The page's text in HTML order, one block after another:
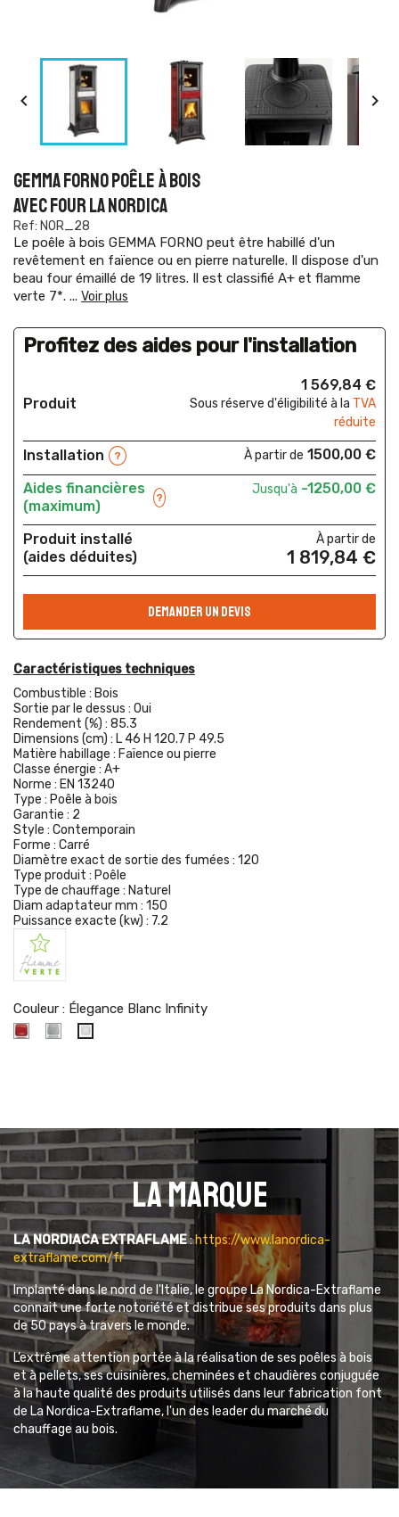
 
GEMMA FORNO POÊLE À BOIS
AVEC FOUR LA NORDICA
Ref: NOR_28
Le poêle à bois GEMMA FORNO peut être habillé d'un
revêtement en faïence ou en pierre naturelle. Il dispose d'un
beau four émaillé de 19 litres. Il est classifié A+ et flamme
verte 7*. ... Voir plus
Profitez des aides pour l'installation
Produit
1 569,84 €
Sous réserve d'éligibilité à la TVA
réduite
Installation ? À partir de 1500,00 €
Aides financières
(maximum)
?
Jusqu'à -1250,00 €
Produit installé
(aides déduites)
À partir de
1 819,84 €
DEMANDER UN DEVIS
Caractéristiques techniques
Combustible : Bois
Sortie par le dessus : Oui
Rendement (%) : 85.3
Dimensions (cm) : L 46 H 120.7 P 49.5
Matière habillage : Faïence ou pierre
Classe énergie : A+
Norme : EN 13240
Type : Poêle à bois
Garantie : 2
Style : Contemporain
Forme : Carré
Diamètre exact de sortie des fumées : 120
Type produit : Poêle
Type de chauffage : Naturel
Diam adaptateur mm : 150
Puissance exacte (kw) : 7.2
Couleur : Élegance Blanc Infinity
ÉlegancePierre
La marque
LA NORDIACA EXTRAFLAME:https://www.lanordica-
extraflame.com/fr
Implanté dans le nord de l'Italie, le groupe La Nordica-Extraflame
connait une forte notoriété et distribue ses produits dans plus
de 50 pays à travers le monde.
L’extrême attention portée à la réalisation de ses poêles à bois
et à pellets, ses cuisinières, cheminées et chaudières conjuguée
à la haute qualité des produits utilisés dans leur fabrication font
de La Nordica-Extraflame, l'un des leader du marché du
chauffage au bois.